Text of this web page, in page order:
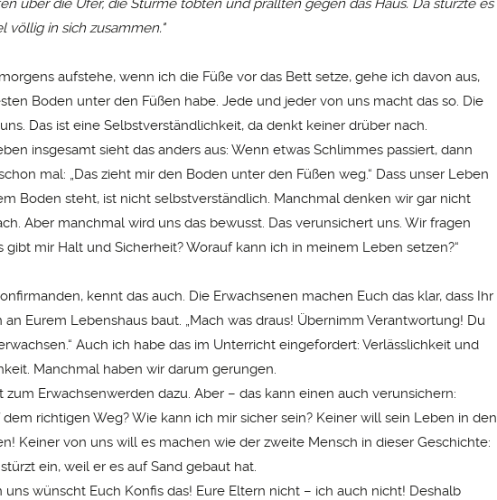
über die Ufer, die Stürme tobten und prallten gegen das Haus. Da stürzte es
völlig in sich zusammen."
aufstehe, wenn ich die Füße vor das Bett setze, gehe ich davon aus,
Boden unter den Füßen habe. Jede und jeder von uns macht das so. Die
Das ist eine Selbstverständlichkeit, da denkt keiner drüber nach.
insgesamt sieht das anders aus: Wenn etwas Schlimmes passiert, dann
mal: „Das zieht mir den Boden unter den Füßen weg.“ Dass unser Leben
Boden steht, ist nicht selbstverständlich. Manchmal denken wir gar nicht
Aber manchmal wird uns das bewusst. Das verunsichert uns. Wir fragen
gibt mir Halt und Sicherheit? Worauf kann ich in meinem Leben setzen?“
kennt das auch. Die Erwachsenen machen Euch das klar, dass Ihr
an Eurem Lebenshaus baut. „Mach was draus! Übernimm Verantwortung! Du
Auch ich habe das im Unterricht eingefordert: Verlässlichkeit und
Manchmal haben wir darum gerungen.
zum Erwachsenwerden dazu. Aber – das kann einen auch verunsichern:
dem richtigen Weg? Wie kann ich mir sicher sein? Keiner will sein Leben in den
Keiner von uns will es machen wie der zweite Mensch in dieser Geschichte:
ein, weil er es auf Sand gebaut hat.
uns wünscht Euch Konfis das! Eure Eltern nicht – ich auch nicht! Deshalb